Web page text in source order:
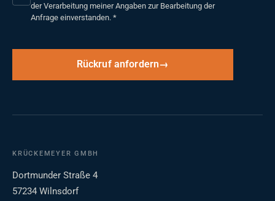
der Verarbeitung meiner Angaben zur Bearbeitung der
Anfrage einverstanden. *
Rückruf anfordern
KRÜCKEMEYER GMBH
Dortmunder Straße 4
57234 Wilnsdorf